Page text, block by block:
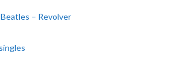
– Revolver